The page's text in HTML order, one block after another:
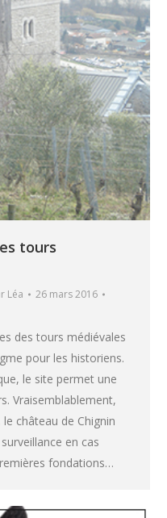
tours
Léa
26 mars 2016
des tours médiévales
pour les historiens.
le site permet une
Vraisemblablement,
château de Chignin
en cas
fondations…